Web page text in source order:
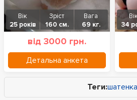
Вік
25 років
Зріст
160 см.
Вага
69 кг.
від 3000 грн.
Детальна анкета
34
Теги:шатенка